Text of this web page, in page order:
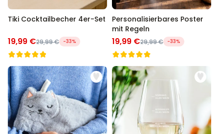
Tiki Cocktailbecher 4er-Set
19,99 €29,99 € -33%
Personalisierbares Poster
mit Regeln
19,99 €29,99 € -33%